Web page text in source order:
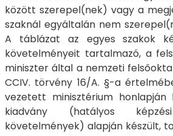
között szerepel(nek) vagy a
szaknál egyáltalán nem
A táblázat az egyes szakok
követelményeit tartalmazó, a
miniszter által a nemzeti
CCIV. törvény 16/A. §-a
vezetett minisztérium honlapján
kiadvány (hatályos
követelmények) alapján készült,